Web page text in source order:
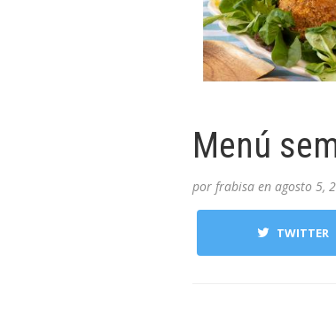
Menú
por frabisa en agosto 5,
TWITTER